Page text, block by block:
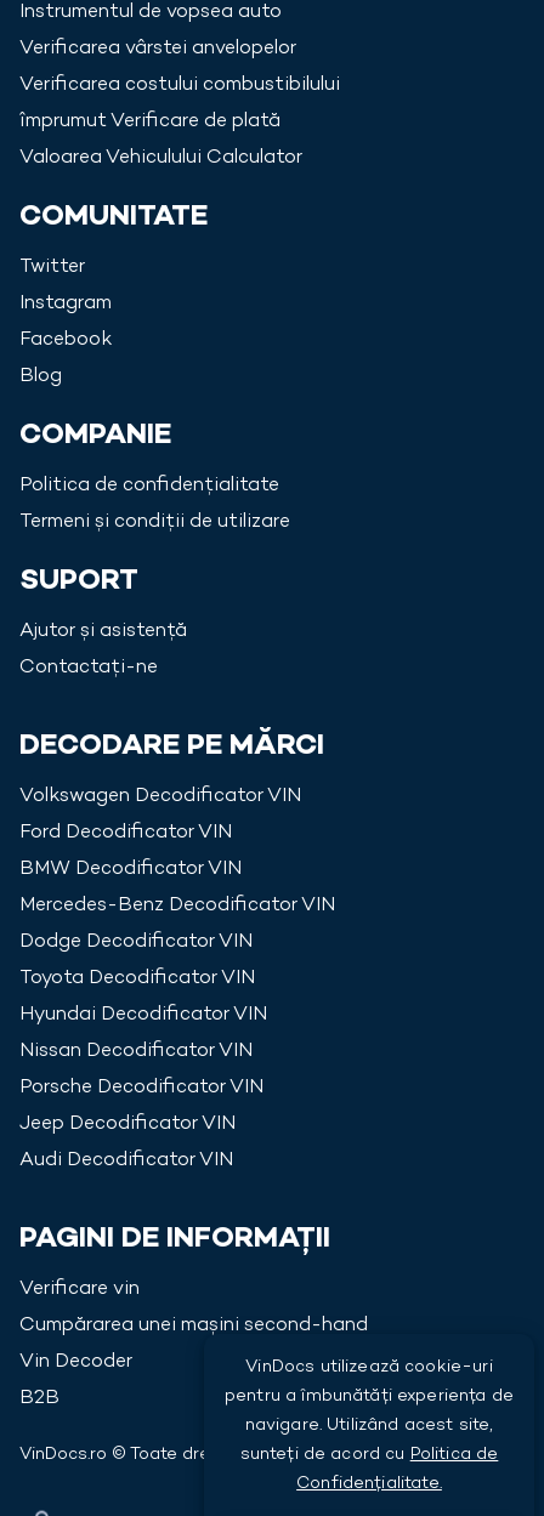
VinDocs utilizează cookie-uri
pentru a îmbunătăți experiența de
navigare. Utilizând acest site,
sunteți de acord cu Politica de
Confidențialitate.
Instrumentul de vopsea auto
Verificarea vârstei anvelopelor
Verificarea costului combustibilului
împrumut Verificare de plată
Valoarea Vehiculului Calculator
COMUNITATE
Twitter
Instagram
Facebook
Blog
COMPANIE
Politica de confidențialitate
Termeni și condiții de utilizare
SUPORT
Ajutor și asistență
Contactați-ne
DECODARE PE MĂRCI
Volkswagen Decodificator VIN
Ford Decodificator VIN
BMW Decodificator VIN
Mercedes-Benz Decodificator VIN
Dodge Decodificator VIN
Toyota Decodificator VIN
Hyundai Decodificator VIN
Nissan Decodificator VIN
Porsche Decodificator VIN
Jeep Decodificator VIN
Audi Decodificator VIN
PAGINI DE INFORMAȚII
Verificare vin
Cumpărarea unei mașini second-hand
Vin Decoder
B2B
VinDocs.ro © Toate drepturile rezervate 2026